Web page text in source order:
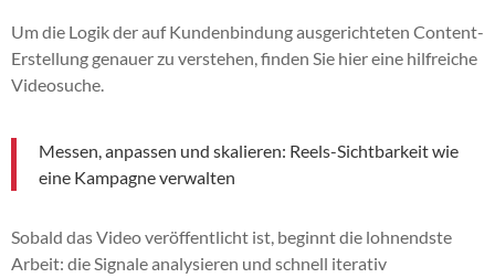
Um die Logik der auf Kundenbindung ausgerichteten Content-
Erstellung genauer zu verstehen, finden Sie hier eine hilfreiche
Videosuche.
Messen, anpassen und skalieren: Reels-Sichtbarkeit wie
eine Kampagne verwalten
Sobald das Video veröffentlicht ist, beginnt die lohnendste
Arbeit: die Signale analysieren und schnell iterativ